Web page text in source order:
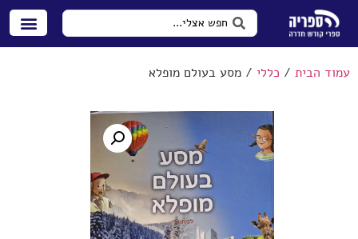
עמוד הבית / כללי / מסע בעולם מופלא